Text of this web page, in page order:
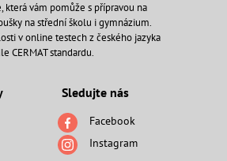
která vám pomůže s přípravou na
na střední školu i gymnázium.
v online testech z českého jazyka
CERMAT standardu.
Sledujte nás
Facebook
Instagram